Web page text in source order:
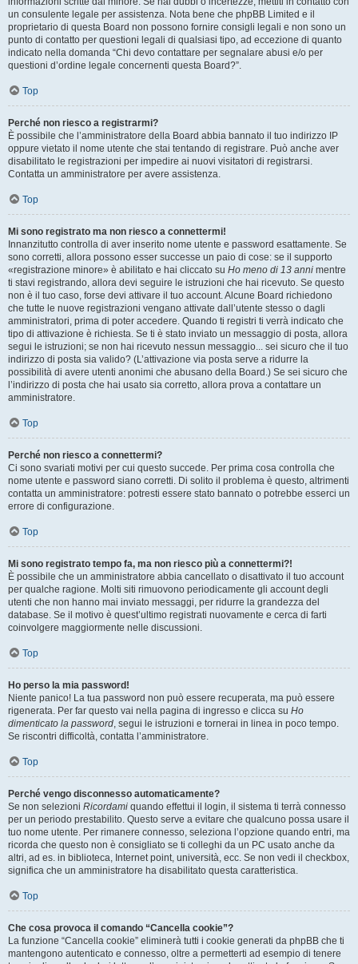
un consulente legale per assistenza. Nota bene che phpBB Limited e il
proprietario di questa Board non possono fornire consigli legali e non sono un
punto di contatto per questioni legali di qualsiasi tipo, ad eccezione di quanto
indicato nella domanda “Chi devo contattare per segnalare abusi e/o per
questioni d’ordine legale concernenti questa Board?”.
Top
Perché non riesco a registrarmi?
È possibile che l’amministratore della Board abbia bannato il tuo indirizzo IP
oppure vietato il nome utente che stai tentando di registrare. Può anche aver
disabilitato le registrazioni per impedire ai nuovi visitatori di registrarsi.
Contatta un amministratore per avere assistenza.
Top
Mi sono registrato ma non riesco a connettermi!
Innanzitutto controlla di aver inserito nome utente e password esattamente. Se
sono corretti, allora possono esser successe un paio di cose: se il supporto
«registrazione minore» è abilitato e hai cliccato su Ho meno di 13 anni mentre
ti stavi registrando, allora devi seguire le istruzioni che hai ricevuto. Se questo
non è il tuo caso, forse devi attivare il tuo account. Alcune Board richiedono
che tutte le nuove registrazioni vengano attivate dall’utente stesso o dagli
amministratori, prima di poter accedere. Quando ti registri ti verrà indicato che
tipo di attivazione è richiesta. Se ti è stato inviato un messaggio di posta, allora
segui le istruzioni; se non hai ricevuto nessun messaggio... sei sicuro che il tuo
indirizzo di posta sia valido? (L’attivazione via posta serve a ridurre la
possibilità di avere utenti anonimi che abusano della Board.) Se sei sicuro che
l’indirizzo di posta che hai usato sia corretto, allora prova a contattare un
amministratore.
Top
Perché non riesco a connettermi?
Ci sono svariati motivi per cui questo succede. Per prima cosa controlla che
nome utente e password siano corretti. Di solito il problema è questo, altrimenti
contatta un amministratore: potresti essere stato bannato o potrebbe esserci un
errore di configurazione.
Top
Mi sono registrato tempo fa, ma non riesco più a connettermi?!
È possibile che un amministratore abbia cancellato o disattivato il tuo account
per qualche ragione. Molti siti rimuovono periodicamente gli account degli
utenti che non hanno mai inviato messaggi, per ridurre la grandezza del
database. Se il motivo è quest’ultimo registrati nuovamente e cerca di farti
coinvolgere maggiormente nelle discussioni.
Top
Ho perso la mia password!
Niente panico! La tua password non può essere recuperata, ma può essere
rigenerata. Per far questo vai nella pagina di ingresso e clicca su Ho
dimenticato la password, segui le istruzioni e tornerai in linea in poco tempo.
Se riscontri difficoltà, contatta l’amministratore.
Top
Perché vengo disconnesso automaticamente?
Se non selezioni Ricordami quando effettui il login, il sistema ti terrà connesso
per un periodo prestabilito. Questo serve a evitare che qualcuno possa usare il
tuo nome utente. Per rimanere connesso, seleziona l’opzione quando entri, ma
ricorda che questo non è consigliato se ti colleghi da un PC usato anche da
altri, ad es. in biblioteca, Internet point, università, ecc. Se non vedi il checkbox,
significa che un amministratore ha disabilitato questa caratteristica.
Top
Che cosa provoca il comando “Cancella cookie”?
La funzione “Cancella cookie” eliminerà tutti i cookie generati da phpBB che ti
mantengono autenticato e connesso, oltre a permetterti ad esempio di tenere